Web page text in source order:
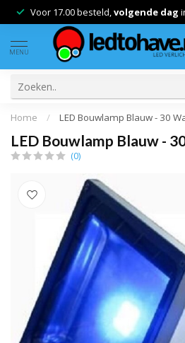
Voor 17.00 besteld,volgende dag
MENU
Home / LED Bouwlamp Blauw - 30
LED Bouwlamp Blauw -
(0)